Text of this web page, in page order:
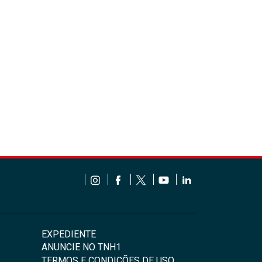
EXPEDIENTE
ANUNCIE NO TNH1